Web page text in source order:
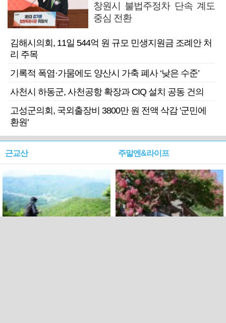
창원시 불법주정차 단속 계도
중심 전환
김해시의회, 11일 544억 원 규모 민생지원금 조례안 처
리 주목
기록적 폭염·가뭄에도 양산시 가축 폐사 ‘낮은 수준’
사천시 하동군, 사천공항 확장과 CIQ 설치 공동 건의
고성군의회, 국외출장비 3800만 원 전액 삭감 '군민에
환원'
근교산 주말엔&라이프